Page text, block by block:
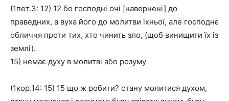
(1пет.3: 12) 12 бо господні очі [навернені] до
праведних, а вуха його до молитви їхньої, але господнє
обличчя проти тих, хто чинить зло, (щоб винищити їх із
землі).
15) немає духу в молитві або розуму
(1кор.14: 15) 15 що ж робити? стану молитися духом,